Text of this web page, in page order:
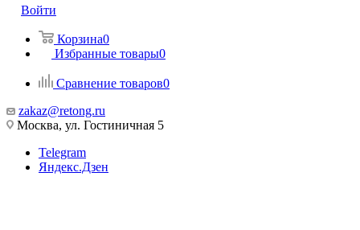
Войти
Корзина0
Избранные товары0
Сравнение товаров0
zakaz@retong.ru
Москва, ул. Гостиничная 5
Telegram
Яндекс.Дзен